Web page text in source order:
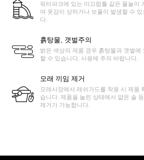
워터파크에 있는 미끄럼틀 같은 물놀이
여 옷감이 상하거나 보풀이 발생할 수
다.
흙탕물, 갯벌주의
밝은 색상의 제품 경우 흙탕물과 갯벌에
할 수 있습니다. 사용에 주의 바랍니다.
모래 끼임 제거
모래사장에서 래쉬가드를 착용 시 제품
습니다. 제품을 늘린 상태에서 얇은 솔
제거가 가능합니다.